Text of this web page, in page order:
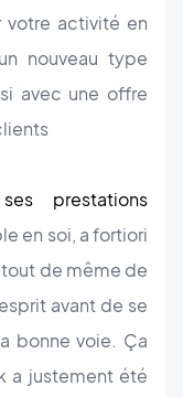
activité en
nouveau type
avec une offre
prestations
en soi, a fortiori
tout de même de
avant de se
bonne voie. Ça
a justement été